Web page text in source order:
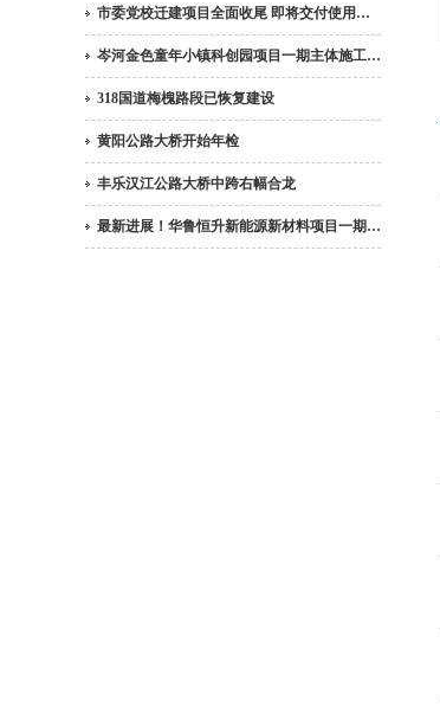
市委党校迁建项目全面收尾 即将交付使用…
岑河金色童年小镇科创园项目一期主体施工…
318国道梅槐路段已恢复建设
黄阳公路大桥开始年检
丰乐汉江公路大桥中跨右幅合龙
最新进展！华鲁恒升新能源新材料项目一期…